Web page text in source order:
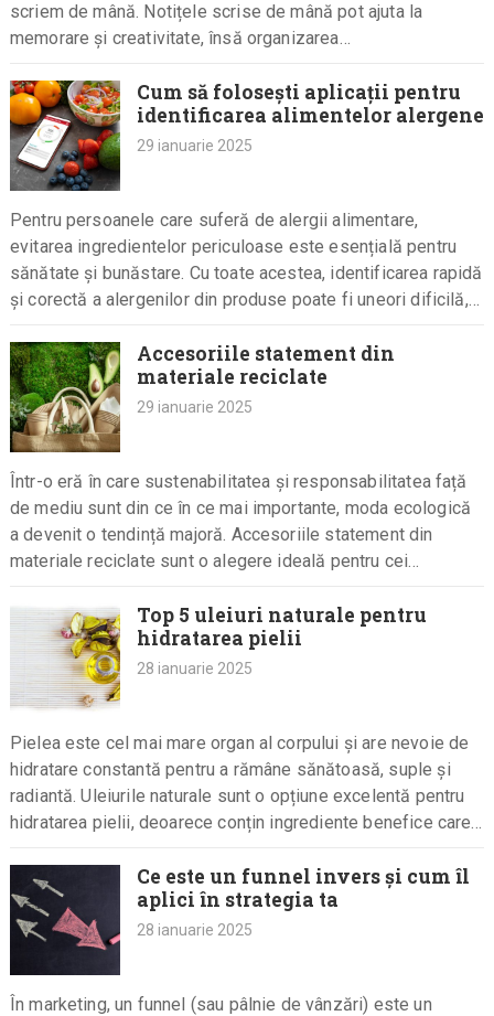
scriem de mână. Notițele scrise de mână pot ajuta la
memorare și creativitate, însă organizarea…
Cum să folosești aplicații pentru
identificarea alimentelor alergene
29 ianuarie 2025
Pentru persoanele care suferă de alergii alimentare,
evitarea ingredientelor periculoase este esențială pentru
sănătate și bunăstare. Cu toate acestea, identificarea rapidă
și corectă a alergenilor din produse poate fi uneori dificilă,
Accesoriile statement din
materiale reciclate
29 ianuarie 2025
Într-o eră în care sustenabilitatea și responsabilitatea față
de mediu sunt din ce în ce mai importante, moda ecologică
a devenit o tendință majoră. Accesoriile statement din
materiale reciclate sunt o alegere ideală pentru cei…
Top 5 uleiuri naturale pentru
hidratarea pielii
28 ianuarie 2025
Pielea este cel mai mare organ al corpului și are nevoie de
hidratare constantă pentru a rămâne sănătoasă, suple și
radiantă. Uleiurile naturale sunt o opțiune excelentă pentru
hidratarea pielii, deoarece conțin ingrediente benefice care…
Ce este un funnel invers și cum îl
aplici în strategia ta
28 ianuarie 2025
În marketing, un funnel (sau pâlnie de vânzări) este un